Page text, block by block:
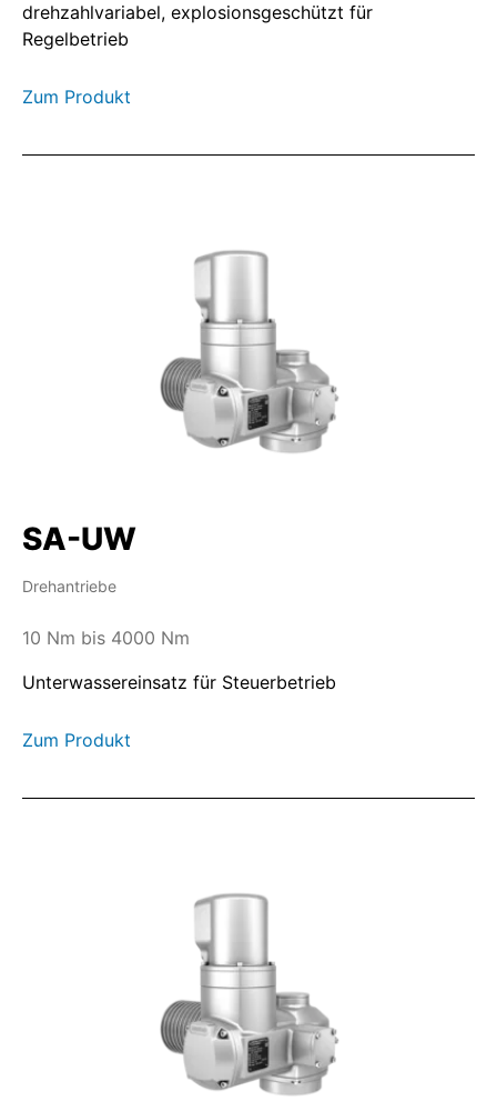
drehzahlvariabel, explosionsgeschützt für
Regelbetrieb
Zum Produkt
SA-UW
Drehantriebe
10 Nm bis 4000 Nm
Unterwassereinsatz für Steuerbetrieb
Zum Produkt